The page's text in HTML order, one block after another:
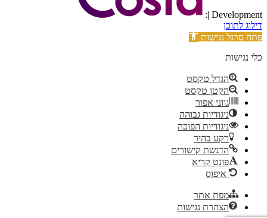
| Development:
דילוג לתוכן
פתח סרגל נגישות
כלי נגישות
הגדל טקסט
הקטן טקסט
גווני אפור
ניגודיות גבוהה
ניגודיות הפוכה
רקע בהיר
הדגשת קישורים
פונט קריא
איפוס
מפת אתר
הצהרת נגישות